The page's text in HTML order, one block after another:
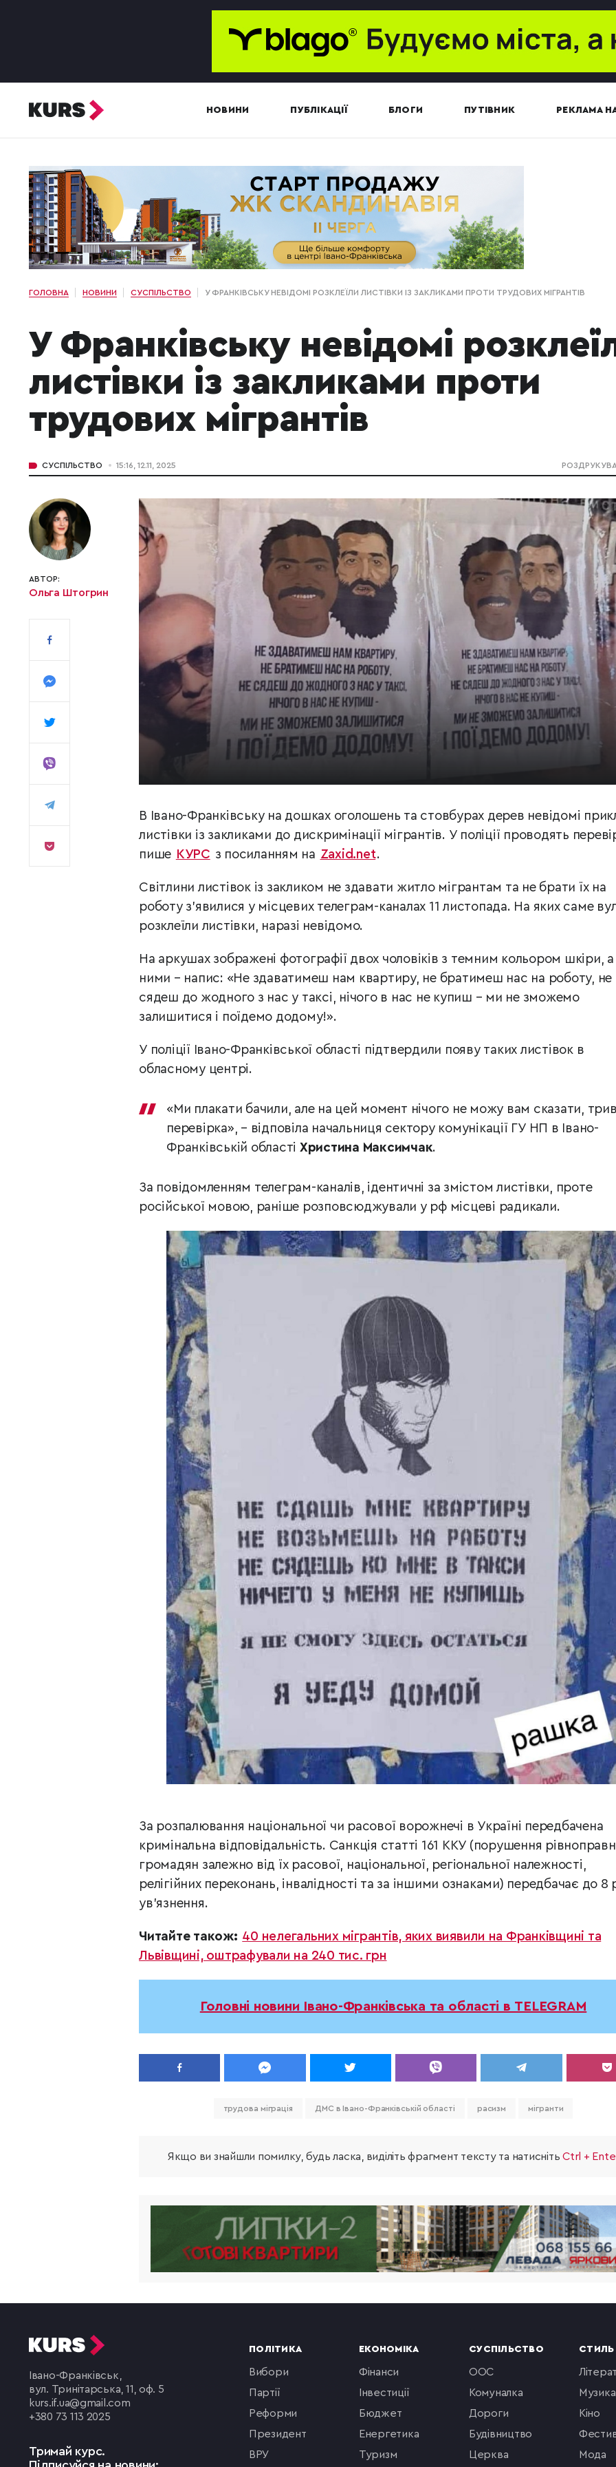
НОВИНИ ПУБЛІКАЦІЇ БЛОГИ ПУТІВНИК РЕКЛАМА
ГОЛОВНА НОВИНИ СУСПІЛЬСТВО У ФРАНКІВСЬКУ НЕВІДОМІ РОЗКЛЕЇЛИ ЛИСТІВКИ ІЗ ЗАКЛИКАМИ ПРОТИ ТРУДОВИХ МІГРАНТІВ
У Франківську невідомі
листівки із закликами проти
трудових мігрантів
СУСПІЛЬСТВО 15:16, 12.11, 2025
АВТОР:
Ольга Штогрин
В Івано-Франківську на дошках оголошень та стовбурах дерев невідомі
листівки із закликами до дискримінації мігрантів. У поліції проводять
пише КУРС з посиланням на Zaxid.net.
Світлини листівок із закликом не здавати житло мігрантам та не брати їх на
роботу з’явилися у місцевих телеграм-каналах 11 листопада. На яких саме
розклеїли листівки, наразі невідомо.
На аркушах зображені фотографії двох чоловіків з темним кольором шкіри, а
ними – напис: «Не здаватимеш нам квартиру, не братимеш нас на роботу, не
сядеш до жодного з нас у таксі, нічого в нас не купиш – ми не зможемо
залишитися і поїдемо додому!».
У поліції Івано-Франківської області підтвердили появу таких листівок в
обласному центрі.
«Ми плакати бачили, але на цей момент нічого не можу вам сказати,
перевірка», – відповіла начальниця сектору комунікації ГУ НП в Івано-
Франківській області Христина Максимчак.
За повідомленням телеграм-каналів, ідентичні за змістом листівки, проте
російської мовою, раніше розповсюджували у рф місцеві радикали.
За розпалювання національної чи расової ворожнечі в Україні передбачена
кримінальна відповідальність. Санкція статті 161 ККУ (порушення
громадян залежно від їх расової, національної, регіональної належності,
релігійних переконань, інвалідності та за іншими ознаками) передбачає до 8
ув’язнення.
Читайте також: 40 нелегальних мігрантів, яких виявили на Франківщині та
Львівщині, оштрафували на 240 тис. грн
Головні новини Івано-Франківська та області в TELEGRAM
трудова міграція ДМС в Івано-Франківській області расизм мігранти
Якщо ви знайшли помилку, будь ласка, виділіть фрагмент тексту та натиснітьCtrl +
Івано-Франківськ,
вул. Тринітарська, 11, оф. 5
kurs.if.ua@gmail.com
+380 73 113 2025
Тримай курс.
ПОЛІТИКА
вибори
партії
реформи
президент
ВРУ
ЕКОНОМІКА
фінанси
інвестиції
бюджет
енергетика
туризм
СУСПІЛЬСТВО
ООС
комуналка
Дороги
будівництво
церква
музика
кіно
мода